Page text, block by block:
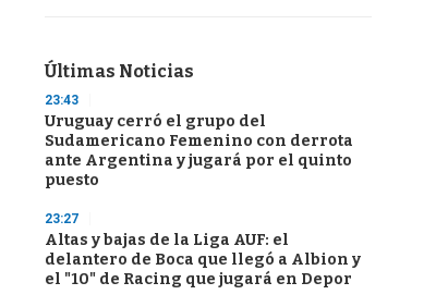
Últimas Noticias
23:43
Uruguay cerró el grupo del
Sudamericano Femenino con derrota
ante Argentina y jugará por el quinto
puesto
23:27
Altas y bajas de la Liga AUF: el
delantero de Boca que llegó a Albion y
el "10" de Racing que jugará en Depor